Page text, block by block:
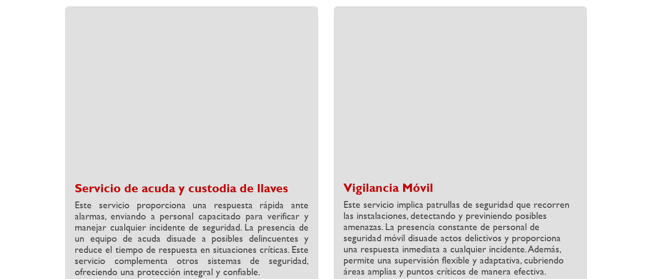
Servicio de acuda y custodia de llaves
Este servicio proporciona una respuesta rápida ante
alarmas, enviando a personal capacitado para verificar y
manejar cualquier incidente de seguridad. La presencia de
un equipo de acuda disuade a posibles delincuentes y
reduce el tiempo de respuesta en situaciones críticas. Este
servicio complementa otros sistemas de seguridad,
ofreciendo una protección integral y confiable.
Vigilancia Móvil
Este servicio implica patrullas de seguridad que recorren
las instalaciones, detectando y previniendo posibles
amenazas. La presencia constante de personal de
seguridad móvil disuade actos delictivos y proporciona
una respuesta inmediata a cualquier incidente. Además,
permite una supervisión flexible y adaptativa, cubriendo
áreas amplias y puntos críticos de manera efectiva.